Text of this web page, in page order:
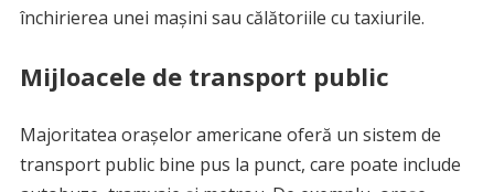
închirierea unei mașini sau călătoriile cu taxiurile.
Mijloacele de transport public
Majoritatea orașelor americane oferă un sistem de
transport public bine pus la punct, care poate include